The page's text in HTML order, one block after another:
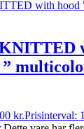
kr.Prisinterval: